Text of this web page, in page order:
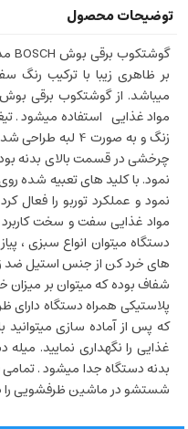
بر ظاهری زیبا با ترکیب رنگ
میباشد. از گوشتکوب برقی بوش
مواد غذایی استفاده میشود .
زنگ و به صورت 4
نمود. با کلید های تعبیه شده
نمود و عملکرد توربو را فعال
مواد غذایی سفت و سخت کاربرد
دستگاه میتوان انواع سبزی ،
های خرد کن از جنس استیل ضد
شفاف بوده که میتوان بر
که پس از آماده سازی میتوانید
غذایی را نگهداری نمایید.
بدنه دستگاه جدا میشود .
شستشو در ماشین ظرفشویی را